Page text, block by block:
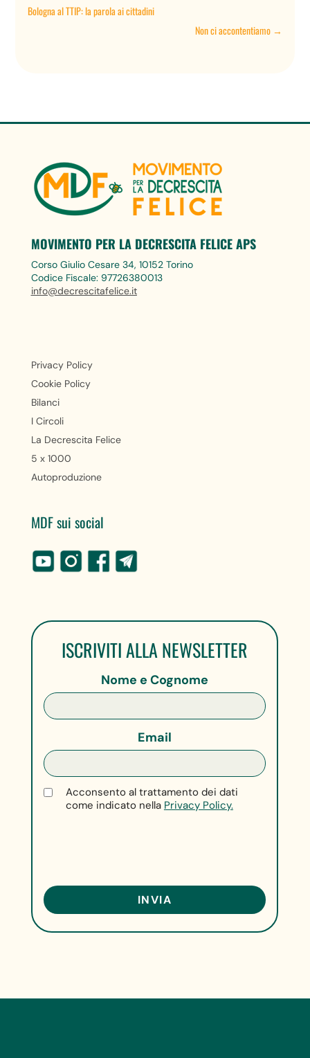
Bologna al TTIP: la parola ai cittadini
Non ci accontentiamo→
MOVIMENTO PER LA DECRESCITA FELICE APS
Corso Giulio Cesare 34, 10152 Torino
Codice Fiscale: 97726380013
info@decrescitafelice.it
Privacy Policy
Cookie Policy
Bilanci
I Circoli
La Decrescita Felice
5 x 1000
Autoproduzione
MDF sui social
ISCRIVITI ALLA NEWSLETTER
Nome e Cognome
Email
Acconsento al trattamento dei dati
come indicato nella Privacy Policy.